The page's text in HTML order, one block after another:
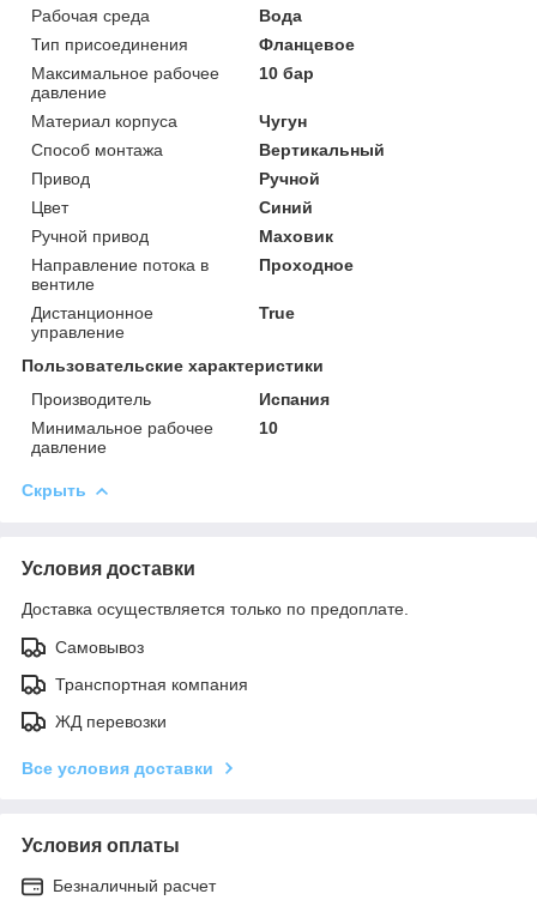
Рабочая среда
Вода
Тип присоединения
Фланцевое
Максимальное рабочее
давление
10 бар
Материал корпуса
Чугун
Способ монтажа
Вертикальный
Привод
Ручной
Цвет
Синий
Ручной привод
Маховик
Направление потока в
вентиле
Проходное
Дистанционное
управление
True
Пользовательские характеристики
Производитель
Испания
Минимальное рабочее
давление
10
Скрыть
Условия доставки
Доставка осуществляется только по предоплате.
Самовывоз
Транспортная компания
ЖД перевозки
Все условия доставки
Условия оплаты
Безналичный расчет